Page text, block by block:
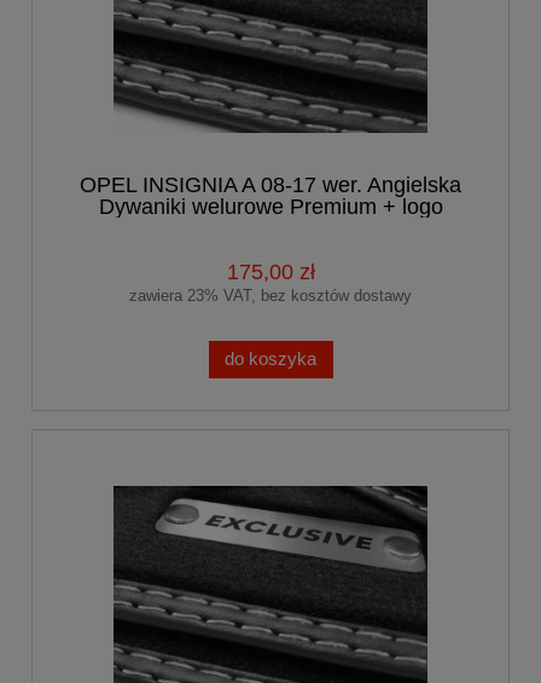
OPEL INSIGNIA A 08-17 wer. Angielska
Dywaniki welurowe Premium + logo
175,00 zł
zawiera 23% VAT, bez kosztów dostawy
do koszyka